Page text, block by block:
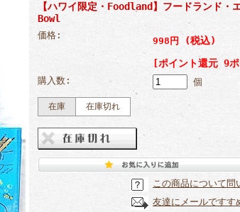
【ハワイ限定・Foodland】フードランド・
Bowl
価格:
998円
(税込)
[ポイント還元 9
購入数: 個
在庫 在庫切れ
この商品について問
友達にメールですす